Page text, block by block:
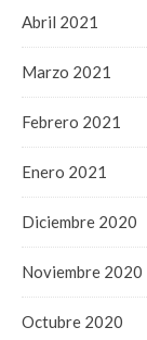
Abril 2021
Marzo 2021
Febrero 2021
Enero 2021
Diciembre 2020
Noviembre 2020
Octubre 2020